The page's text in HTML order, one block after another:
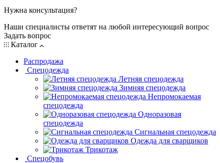
Нужна консультация?
Наши специалисты ответят на любой интересующий вопрос
Задать вопрос
Каталог
Распродажа
Спецодежда
Летняя спецодежда
Зимняя спецодежда
Непромокаемая
спецодежда
Одноразовая
спецодежда
Сигнальная спецодежда
Одежда для сварщиков
Трикотаж
Спецобувь